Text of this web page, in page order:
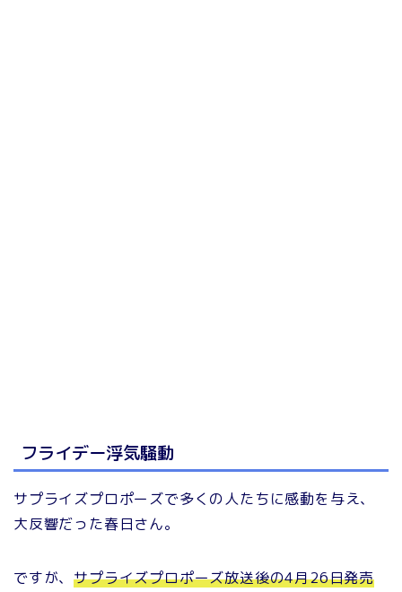
フライデー浮気騒動
サプライズプロポーズで多くの人たちに感動を与え、
大反響だった春日さん。
ですが、サプライズプロポーズ放送後の4月26日発売